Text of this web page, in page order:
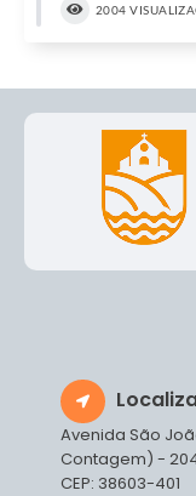
2004
Avenida São
Contagem) -
CEP: 38603-401